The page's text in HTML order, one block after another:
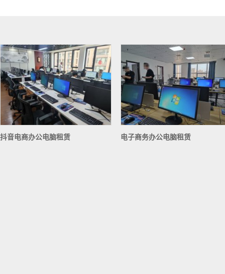
抖音电商办公电脑租赁 电子商务办公电脑租赁